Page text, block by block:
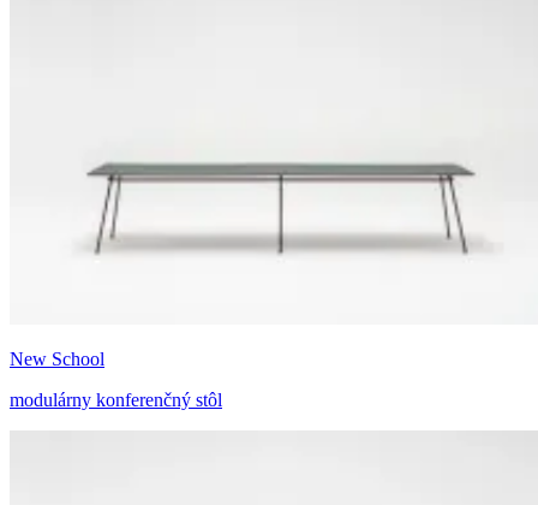
New School
modulárny konferenčný stôl